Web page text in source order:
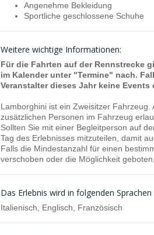
Angenehme Bekleidung
Sportliche geschlossene Schuhe
Weitere wichtige Informationen:
Für die Fahrten auf der Rennstrecke
im Kalender unter "Termine" nach.
Veranstalter dieses Jahr keine Events
Lamborghini ist ein Zweisitzer
zusätzlichen Personen im Fahrzeug
Sollten Sie mit einer Begleitperson auf
Tag des Erlebnisses mitzuteilen, damit
Falls die Mindestanzahl für einen
verschoben oder die Möglichkeit
Das Erlebnis wird in folgenden
Italienisch, Englisch, Französisch